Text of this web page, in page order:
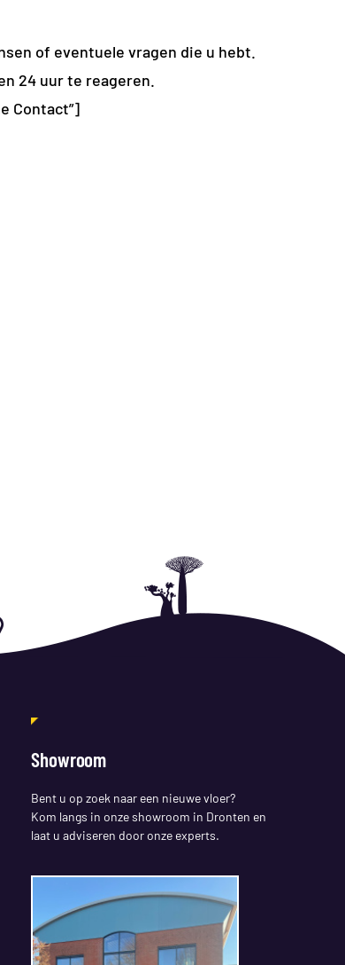
of eventuele vragen die u hebt.
24 uur te reageren.
Contact”]
Showroom
Bent u op zoek naar een nieuwe vloer?
Kom langs in onze showroom in Dronten en
laat u adviseren door onze experts.